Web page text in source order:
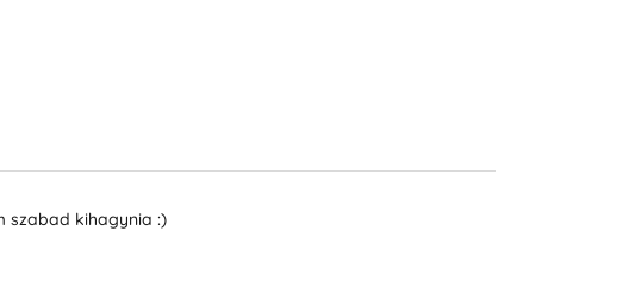
szabad kihagynia :)